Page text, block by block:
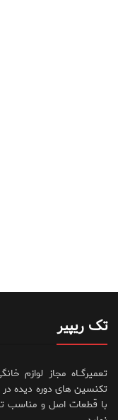
تک ریپیر
تعمیرگــاه مجاز لوازم
تکنسین های دوره دیده در
با قطعات اصل و مناسب